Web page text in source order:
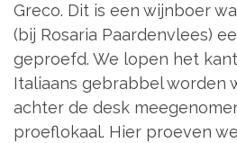
Greco. Dit is een wijnboer
(bij Rosaria Paardenvlees)
geproefd. We lopen het
Italiaans gebrabbel worden
achter de desk
proeflokaal. Hier proeven